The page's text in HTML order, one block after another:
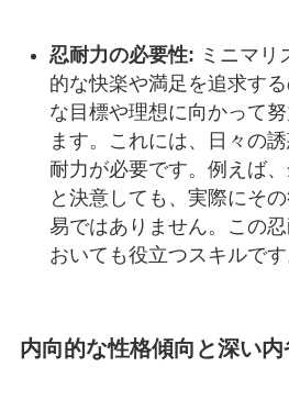
忍耐力の必要性: ミニマリ
的な快楽や満足を追求す
な目標や理想に向かって
ます。これには、日々の
耐力が必要です。例えば
と決意しても、実際にそ
易ではありません。この
おいても役立つスキルです
内向的な性格傾向と深い内